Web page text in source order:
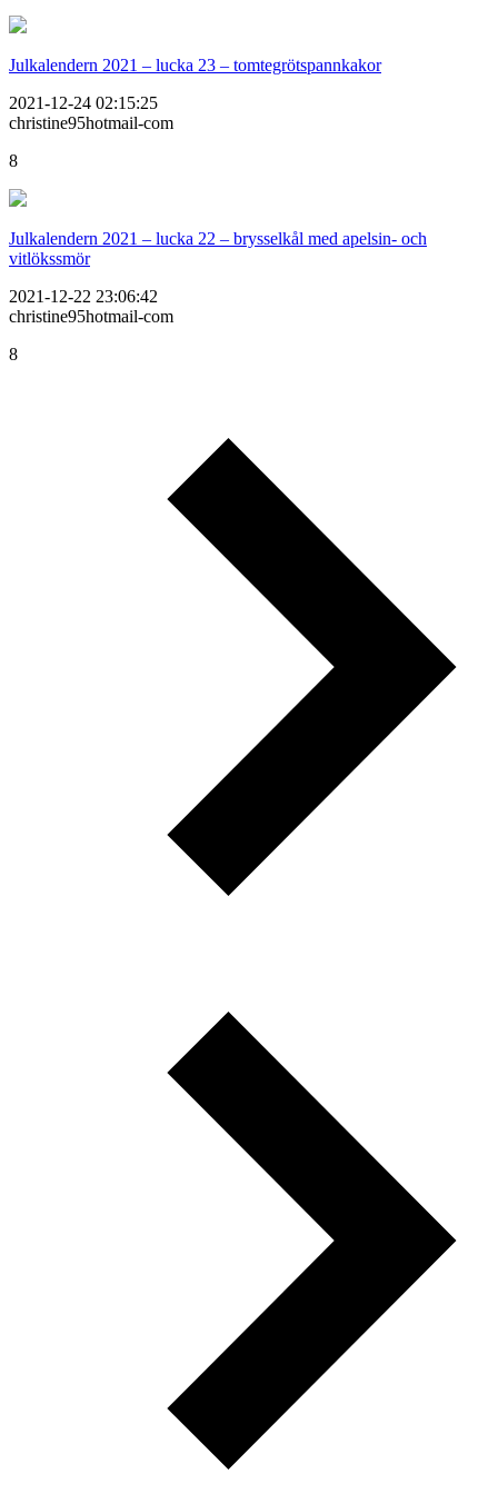
Julkalendern 2021 – lucka 23 – tomtegrötspannkakor
2021-12-24 02:15:25
christine95hotmail-com
8
Julkalendern 2021 – lucka 22 – brysselkål med apelsin- och
vitlökssmör
2021-12-22 23:06:42
christine95hotmail-com
8